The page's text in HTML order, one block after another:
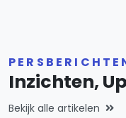
Inzichten,
Bekijk alle artikelen